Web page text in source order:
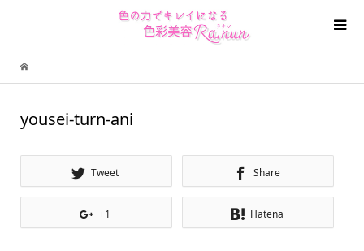
yousei-turn-ani
Tweet Share
+1 Hatena